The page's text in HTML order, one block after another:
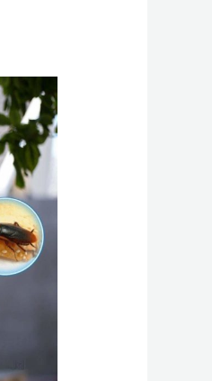
شركة
مكافحة
حشرات
بالظهران